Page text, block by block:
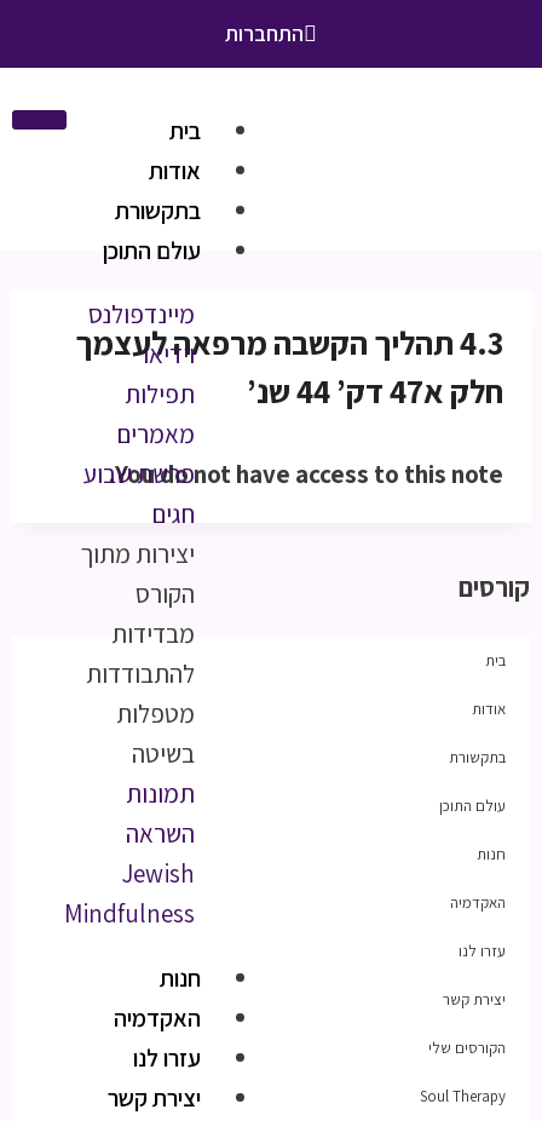
התחברות
בית
אודות
בתקשורת
עולם התוכן
מיינדפולנס
וידיאו
תפילות
מאמרים
פרשת שבוע
חגים
יצירות מתוך
הקורס
מבדידות
להתבודדות
מטפלות
בשיטה
תמונות
השראה
Jewish
Mindfulness
חנות
האקדמיה
עזרו לנו
יצירת קשר
4.3 תהליך הקשבה מרפאה לעצמך
חלק א47 דק’ 44 שנ’
You do not have access to this note.
קורסים
בית
אודות
בתקשורת
עולם התוכן
חנות
האקדמיה
עזרו לנו
יצירת קשר
הקורסים שלי
Soul Therapy